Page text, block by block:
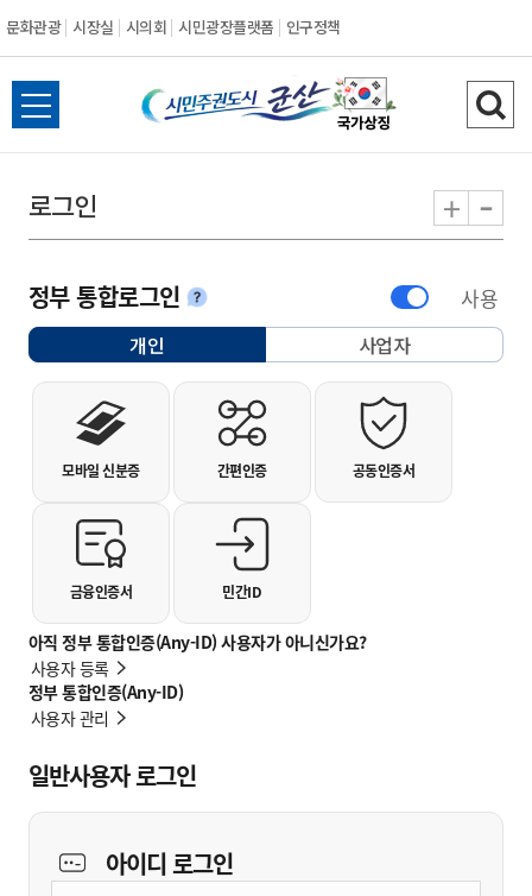
문화관광 시장실 시의회 시민광장플랫폼 인구정책
시민주권도시 군
전체메뉴 열기 검
로그인 + -
정부 통합로그인안내 사용
아직 정부 통합인증(Any-ID) 사용자가 아니신가요?
사용자 등록
정부 통합인증(Any-ID)
사용자 관리
개인선택됨 사업자
개인사용자 로그인
모바일 신분증 간편인증 공동인증서
금융인증서 민간ID
일반사용자 로그인
아이디로그인